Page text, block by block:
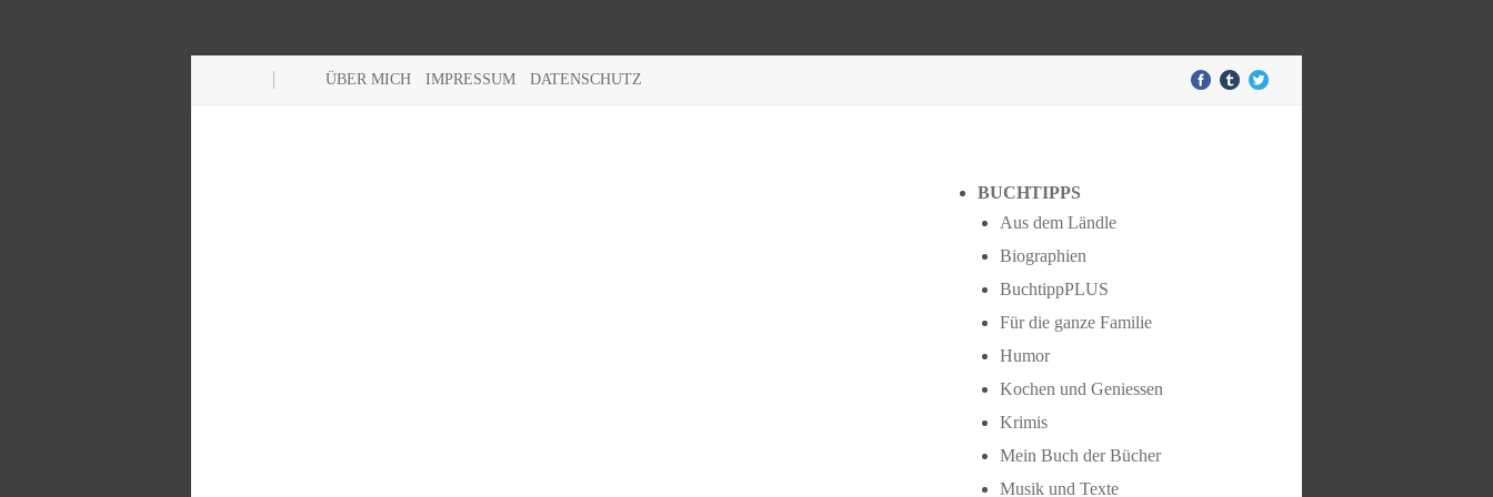
ÜBER MICH IMPRESSUM DATENSCHUTZ
BUCHTIPPS
Aus dem Ländle
Biographien
BuchtippPLUS
Für die ganze Familie
Humor
Kochen und Geniessen
Krimis
Mein Buch der Bücher
Musik und Texte